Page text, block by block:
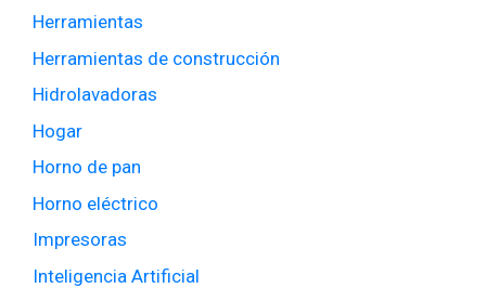
Herramientas
Herramientas de construcción
Hidrolavadoras
Hogar
Horno de pan
Horno eléctrico
Impresoras
Inteligencia Artificial